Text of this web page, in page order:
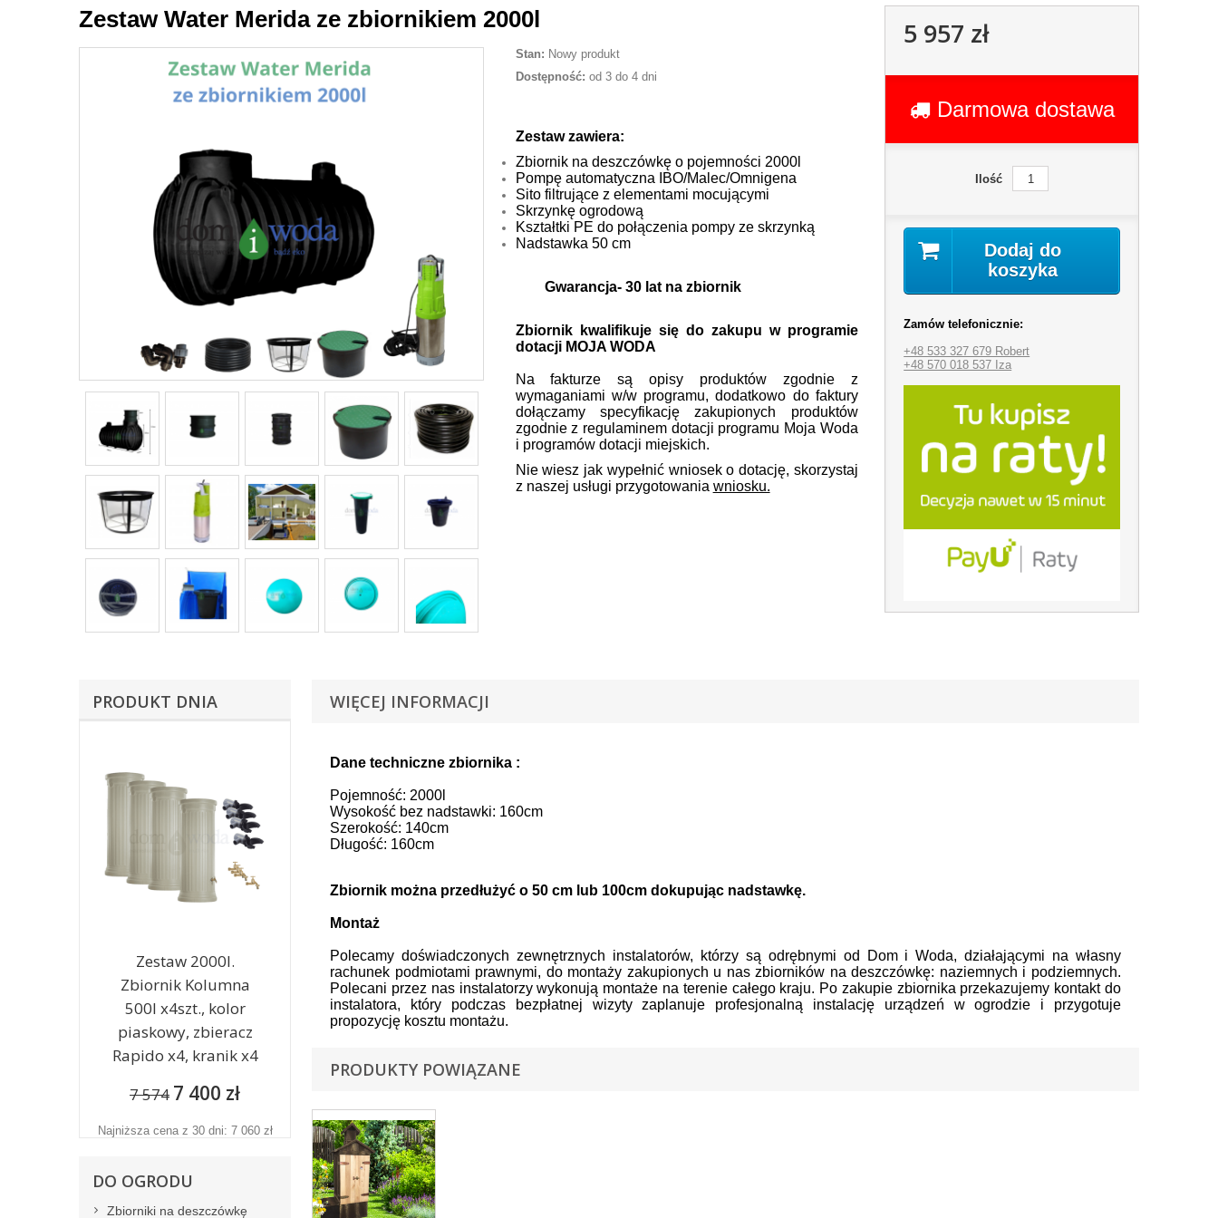
Zestaw Water Merida ze zbiornikiem 2000l
Stan: Nowy produkt
Dostępność: od 3 do 4 dni
Zestaw zawiera:
Zbiornik na deszczówkę o pojemności 2000l
Pompę automatyczna IBO/Malec/Omnigena
Sito filtrujące z elementami mocującymi
Skrzynkę ogrodową
Kształtki PE do połączenia pompy ze skrzynką
Nadstawka 50 cm
Gwarancja- 30 lat na zbiornik
Zbiornik kwalifikuje się do zakupu w programie
dotacji MOJA WODA
Na fakturze są opisy produktów zgodnie z
wymaganiami w/w programu, dodatkowo do faktury
dołączamy specyfikację zakupionych produktów
zgodnie z regulaminem dotacji programu Moja Woda
i programów dotacji miejskich.
Nie wiesz jak wypełnić wniosek o dotację, skorzystaj
z naszej usługi przygotowania wniosku.
5 957 zł
Darmowa dostawa
Ilość
Dodaj do
koszyka
Zamów telefonicznie:
+48 533 327 679 Robert
+48 570 018 537 Iza
WIĘCEJ INFORMACJI
Dane techniczne zbiornika :
Pojemność: 2000l
Wysokość bez nadstawki: 160cm
Szerokość: 140cm
Długość: 160cm
Zbiornik można przedłużyć o 50 cm lub 100cm dokupując nadstawkę.
Montaż
Polecamy doświadczonych zewnętrznych instalatorów, którzy są odrębnymi od Dom i Woda, działającymi na własny
rachunek podmiotami prawnymi, do montaży zakupionych u nas zbiorników na deszczówkę: naziemnych i podziemnych.
Polecani przez nas instalatorzy wykonują montaże na terenie całego kraju. Po zakupie zbiornika przekazujemy kontakt do
instalatora, który podczas bezpłatnej wizyty zaplanuje profesjonalną instalację urządzeń w ogrodzie i przygotuje
propozycję kosztu montażu.
PRODUKTY POWIĄZANE
PRODUKT DNIA
Zestaw 2000l.
Zbiornik Kolumna
500l x4szt., kolor
piaskowy, zbieracz
Rapido x4, kranik x4
7 574 7 400 zł
Najniższa cena z 30 dni: 7 060 zł
DO OGRODU
Zbiorniki na deszczówkę